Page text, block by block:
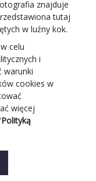
znajduje
tutaj
w luźny kok.
do nas bokiem,
że twarz
jest w długą
szyję z długimi
ku dołowi.
w Warszawie
celu
i
warunki
cookies w
więcej
Polityką